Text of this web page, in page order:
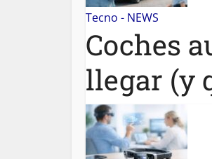
Tecno - NEWS
Coches
llegar (y